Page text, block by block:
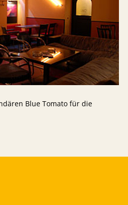
Blue Tomato für die